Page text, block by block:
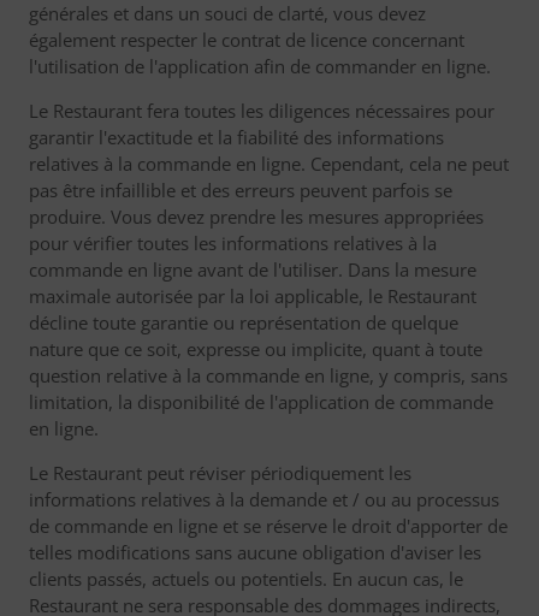
générales et dans un souci de clarté, vous devez
également respecter le contrat de licence concernant
l'utilisation de l'application afin de commander en ligne.
Le Restaurant fera toutes les diligences nécessaires pour
garantir l'exactitude et la fiabilité des informations
relatives à la commande en ligne. Cependant, cela ne peut
pas être infaillible et des erreurs peuvent parfois se
produire. Vous devez prendre les mesures appropriées
pour vérifier toutes les informations relatives à la
commande en ligne avant de l'utiliser. Dans la mesure
maximale autorisée par la loi applicable, le Restaurant
décline toute garantie ou représentation de quelque
nature que ce soit, expresse ou implicite, quant à toute
question relative à la commande en ligne, y compris, sans
limitation, la disponibilité de l'application de commande
en ligne.
Le Restaurant peut réviser périodiquement les
informations relatives à la demande et / ou au processus
de commande en ligne et se réserve le droit d'apporter de
telles modifications sans aucune obligation d'aviser les
clients passés, actuels ou potentiels. En aucun cas, le
Restaurant ne sera responsable des dommages indirects,